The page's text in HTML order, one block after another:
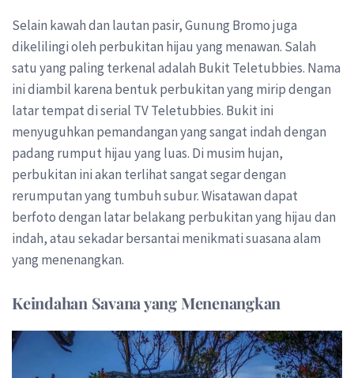
Selain kawah dan lautan pasir, Gunung Bromo juga
dikelilingi oleh perbukitan hijau yang menawan. Salah
satu yang paling terkenal adalah Bukit Teletubbies. Nama
ini diambil karena bentuk perbukitan yang mirip dengan
latar tempat di serial TV Teletubbies. Bukit ini
menyuguhkan pemandangan yang sangat indah dengan
padang rumput hijau yang luas. Di musim hujan,
perbukitan ini akan terlihat sangat segar dengan
rerumputan yang tumbuh subur. Wisatawan dapat
berfoto dengan latar belakang perbukitan yang hijau dan
indah, atau sekadar bersantai menikmati suasana alam
yang menenangkan.
Keindahan Savana yang Menenangkan